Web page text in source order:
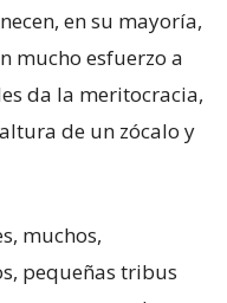
en su mayoría,
mucho esfuerzo a
da la meritocracia,
de un zócalo y
muchos,
pequeñas tribus